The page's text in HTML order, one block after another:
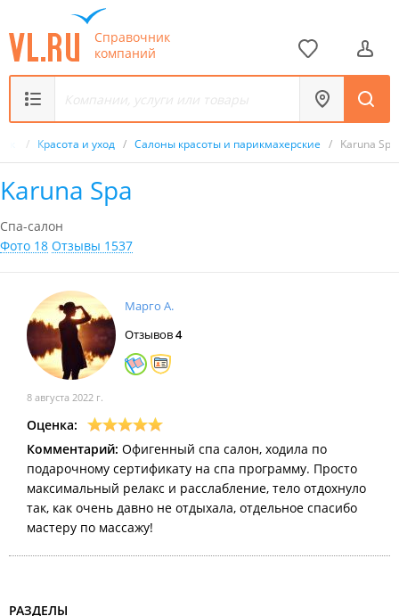
Справочник
компаний
/ Красота и уход / Салоны красоты и парикмахерские / Karuna Spa
Karuna Spa
Спа-салон
Фото 18 Отзывы 1537
Марго А.
Отзывов4
8 августа 2022 г.
Оценка:
Комментарий: Офигенный спа салон, ходила по
подарочному сертификату на спа программу. Просто
максимальный релакс и расслабление, тело отдохнуло
так, как очень давно не отдыхала, отдельное спасибо
мастеру по массажу!
РАЗДЕЛЫ